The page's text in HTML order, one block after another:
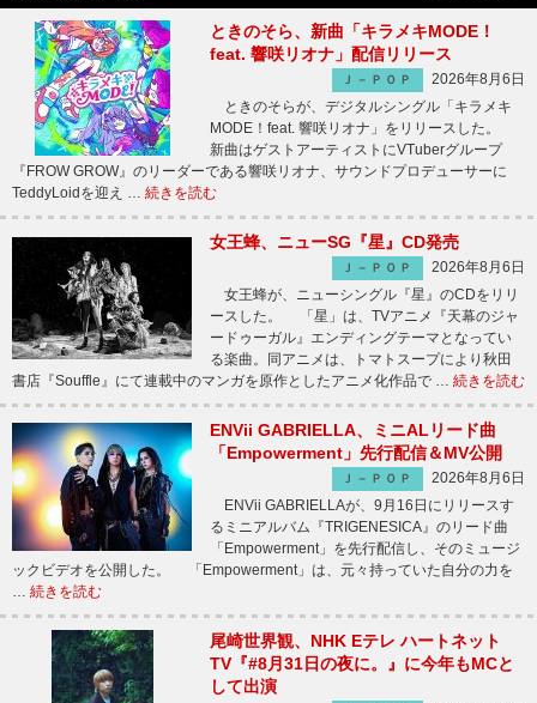
ときのそら、新曲「キラメキMODE！
feat. 響咲リオナ」配信リリース
Ｊ－ＰＯＰ
2026年8月6日
ときのそらが、デジタルシングル「キラメキ
MODE！feat. 響咲リオナ」をリリースした。
新曲はゲストアーティストにVTuberグループ
『FROW GROW』のリーダーである響咲リオナ、サウンドプロデューサーに
TeddyLoidを迎え … 続きを読む
女王蜂、ニューSG『星』CD発売
Ｊ－ＰＯＰ
2026年8月6日
女王蜂が、ニューシングル『星』のCDをリリ
ースした。 「星」は、TVアニメ『天幕のジャ
ードゥーガル』エンディングテーマとなってい
る楽曲。同アニメは、トマトスープにより秋田
書店『Souffle』にて連載中のマンガを原作としたアニメ化作品で … 続きを読む
ENVii GABRIELLA、ミニALリード曲
「Empowerment」先行配信＆MV公開
Ｊ－ＰＯＰ
2026年8月6日
ENVii GABRIELLAが、9月16日にリリースす
るミニアルバム『TRIGENESICA』のリード曲
「Empowerment」を先行配信し、そのミュージ
ックビデオを公開した。 「Empowerment」は、元々持っていた自分の力を
… 続きを読む
尾崎世界観、NHK Eテレ ハートネット
TV『#8月31日の夜に。』に今年もMCと
して出演